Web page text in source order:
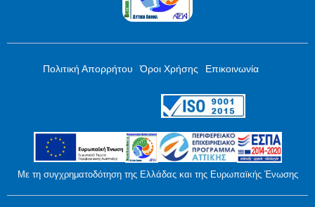
Πολιτική Απορρήτου Όροι Χρήσης Επικοινωνία
Με τη συγχρηματοδότηση της Ελλάδας και της Ευρωπαϊκής Ένωσης